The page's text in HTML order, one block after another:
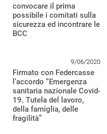
convocare il prima
possibile i comitati sulla
sicurezza ed incontrare le
BCC
9/06/2020
Firmato con Federcasse
l’accordo “Emergenza
sanitaria nazionale Covid-
19. Tutela del lavoro,
della famiglia, delle
fragilità”